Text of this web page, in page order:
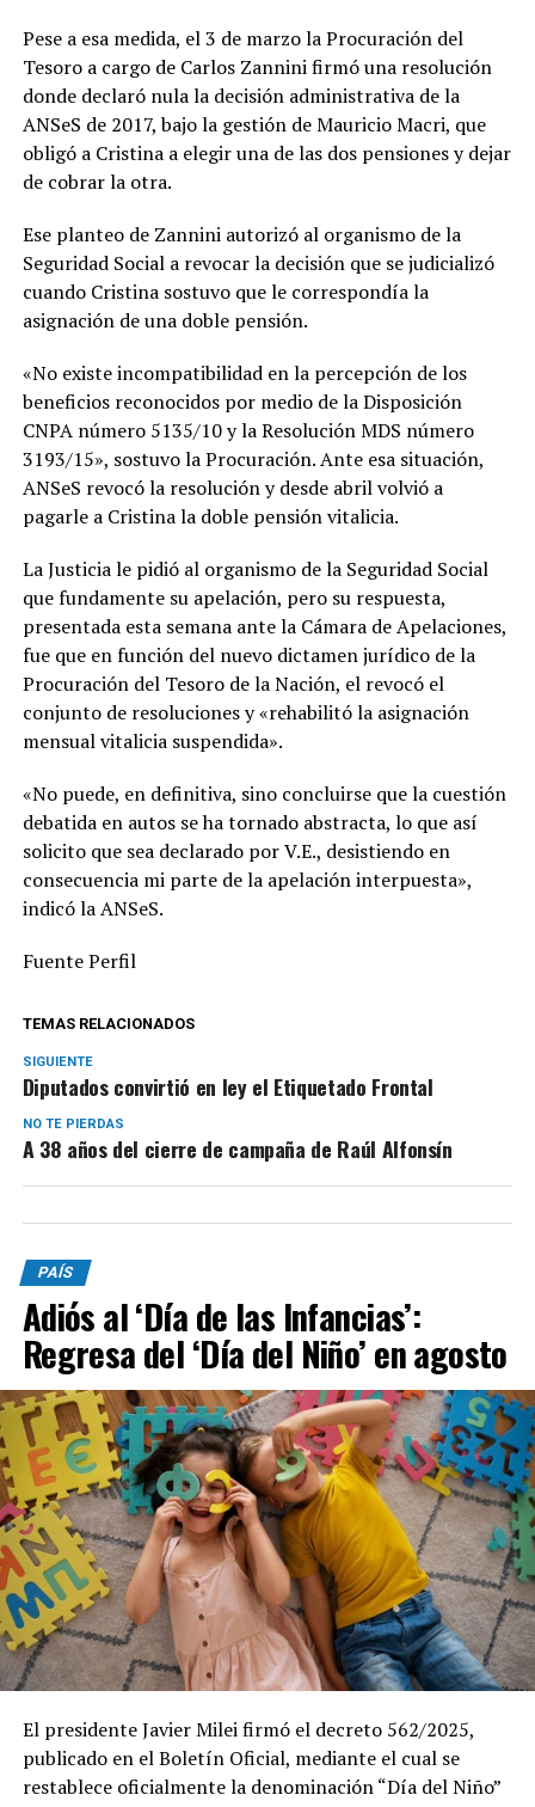
Pese a esa medida, el 3 de marzo la Procuración del
Tesoro a cargo de Carlos Zannini firmó una resolución
donde declaró nula la decisión administrativa de la
ANSeS de 2017, bajo la gestión de Mauricio Macri, que
obligó a Cristina a elegir una de las dos pensiones y dejar
de cobrar la otra.
Ese planteo de Zannini autorizó al organismo de la
Seguridad Social a revocar la decisión que se judicializó
cuando Cristina sostuvo que le correspondía la
asignación de una doble pensión.
«No existe incompatibilidad en la percepción de los
beneficios reconocidos por medio de la Disposición
CNPA número 5135/10 y la Resolución MDS número
3193/15», sostuvo la Procuración. Ante esa situación,
ANSeS revocó la resolución y desde abril volvió a
pagarle a Cristina la doble pensión vitalicia.
La Justicia le pidió al organismo de la Seguridad Social
que fundamente su apelación, pero su respuesta,
presentada esta semana ante la Cámara de Apelaciones,
fue que en función del nuevo dictamen jurídico de la
Procuración del Tesoro de la Nación, el revocó el
conjunto de resoluciones y «rehabilitó la asignación
mensual vitalicia suspendida».
«No puede, en definitiva, sino concluirse que la cuestión
debatida en autos se ha tornado abstracta, lo que así
solicito que sea declarado por V.E., desistiendo en
consecuencia mi parte de la apelación interpuesta»,
indicó la ANSeS.
Fuente Perfil
TEMAS RELACIONADOS
SIGUIENTE
Diputados convirtió en ley el Etiquetado Frontal
NO TE PIERDAS
A 38 años del cierre de campaña de Raúl Alfonsín
PAÍS
Adiós al ‘Día de las Infancias’:
Regresa del ‘Día del Niño’ en agosto
El presidente Javier Milei firmó el decreto 562/2025,
publicado en el Boletín Oficial, mediante el cual se
restablece oficialmente la denominación “Día del Niño”